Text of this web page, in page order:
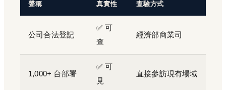
聲稱 真實性 查驗方式
公司合法登記
✅ 可
查
經濟部商業司
1,000+ 台部署
✅ 可
見
直接參訪現有場域